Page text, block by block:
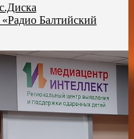
Балтийский